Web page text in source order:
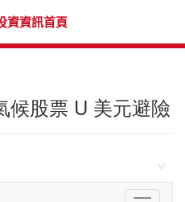
資資訊首頁